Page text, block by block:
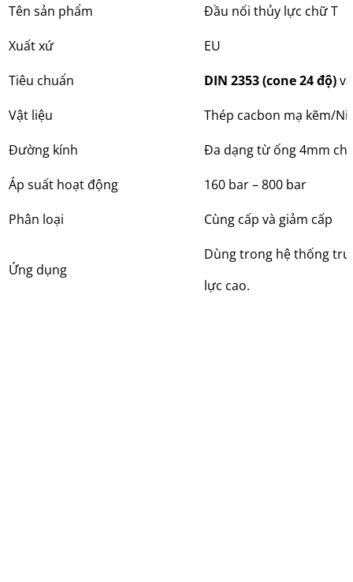
Tên sản phẩm
Đầu nối thủy lực chữ T
Xuất xứ
EU
Tiêu chuẩn
DIN 2353 (cone 24 độ)
Vật liệu
Thép cacbon mạ kẽm/
Đường kính
Đa dạng từ ống 4mm
Áp suất hoạt động
160 bar – 800 bar
Phân loại
Cùng cấp và giảm cấp
Ứng dụng
Dùng trong hệ thống
lực cao.